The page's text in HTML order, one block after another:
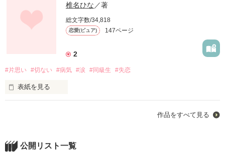
君を残して。
君があんまりにもたくさん泣くから
君が悲しい声で私の名前を呼ぶから
椎名ひな ／著
総文字数/34,818
恋愛(ピュア) 147ページ
2
#片思い #切ない #病気 #涙 #同級生 #失恋
表紙を見る
私は私のできることをすると決めた。
作品をすべて見る
公開リスト一覧